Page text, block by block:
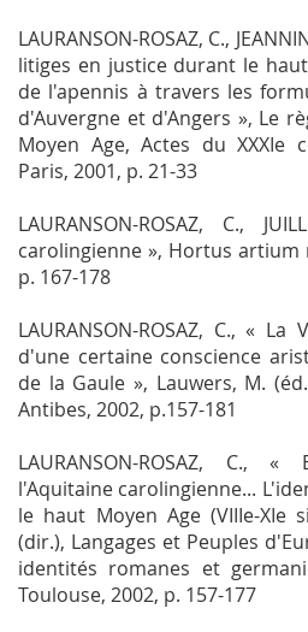
LAURANSON-ROSAZ, C.,
litiges en justice durant le
de l'apennis à travers les
d'Auvergne et d'Angers », Le
Moyen Age, Actes du XXXIe
Paris, 2001, p. 21-33
LAURANSON-ROSAZ, C.,
carolingienne », Hortus artium
p. 167-178
LAURANSON-ROSAZ, C., «
d'une certaine conscience
de la Gaule », Lauwers, M.
Antibes, 2002, p.157-181
LAURANSON-ROSAZ, C.,
«
l'Aquitaine carolingienne...
le haut Moyen Age (VIIIe-XIe
(dir.), Langages et Peuples
identités romanes et
Toulouse, 2002, p. 157-177